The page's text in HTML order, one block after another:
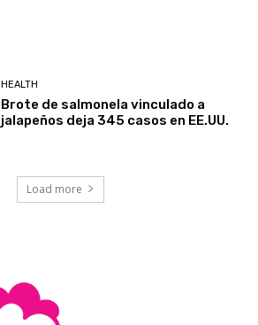
HEALTH
Brote de salmonela vinculado a
jalapeños deja 345 casos en EE.UU.
Load more